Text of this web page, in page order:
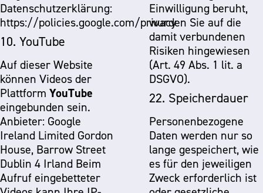
Datenschutzerklärung:
https://policies.google.com/privacy
10. YouTube
Auf dieser Website
können Videos der
Plattform YouTube
eingebunden sein.
Anbieter: Google
Ireland Limited Gordon
House, Barrow Street
Dublin 4 Irland Beim
Aufruf eingebetteter
Einwilligung beruht,
wurden Sie auf die
damit verbundenen
Risiken hingewiesen
(Art. 49 Abs. 1 lit. a
DSGVO).
22. Speicherdauer
Personenbezogene
Daten werden nur so
lange gespeichert, wie
es für den jeweiligen
Zweck erforderlich ist